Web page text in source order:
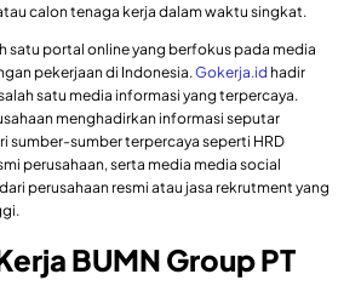
calon tenaga kerja dalam waktu singkat.
satu portal online yang berfokus pada media
pekerjaan di Indonesia. Gokerja.id hadir
satu media informasi yang terpercaya.
menghadirkan informasi seputar
sumber-sumber terpercaya seperti HRD
perusahaan, serta media media social
perusahaan resmi atau jasa rekrutment yang
BUMN Group PT